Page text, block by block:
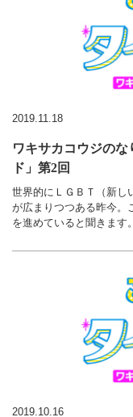
2019.11.18
ワキサカコウジの
ド」第2回
世界的にＬＧＢＴ（新し
が広まりつつある昨今。
を進めていると聞きます
2019.10.16